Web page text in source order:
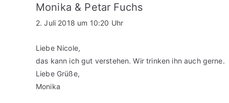
Monika & Petar Fuchs
2. Juli 2018 um 10:20 Uhr
Liebe Nicole,
das kann ich gut verstehen. Wir trinken ihn auch gerne.
Liebe Grüße,
Monika